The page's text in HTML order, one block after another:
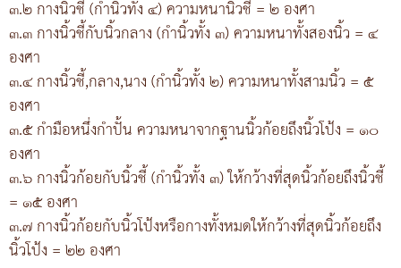
๓.๒ กางนิ้วชี้ (กำนิ้วทั้ง ๔) ความหนานิ้วชี้ = ๒ องศา
๓.๓ กางนิ้วชี้กับนิ้วกลาง (กำนิ้วทั้ง ๓) ความหนาทั้งสองนิ้ว = ๔
องศา
๓.๔ กางนิ้วชี้,กลาง,นาง (กำนิ้วทั้ง ๒) ความหนาทั้งสามนิ้ว = ๕
องศา
๓.๕ กำมือหนึ่งกำปั้น ความหนาจากฐานนิ้วก้อยถึงนิ้วโป้ง = ๑๐
องศา
๓.๖ กางนิ้วก้อยกับนิ้วชี้ (กำนิ้วทั้ง ๓) ให้กว้างที่สุดนิ้วก้อยถึงนิ้วชี้
= ๑๕ องศา
๓.๗ กางนิ้วก้อยกับนิ้วโป้งหรือกางทั้งหมดให้กว้างที่สุดนิ้วก้อยถึง
นิ้วโป้ง = ๒๒ องศา